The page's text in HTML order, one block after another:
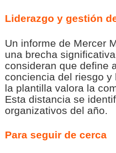
Liderazgo y gestión
Un informe de Mercer
una brecha
consideran que define
conciencia del riesgo
la plantilla valora la
Esta distancia se
organizativos del año.
Para seguir de cerca